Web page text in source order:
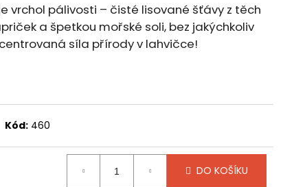
vrchol pálivosti – čisté lisované šťávy z těch
a špetkou mořské soli, bez jakýchkoliv
síla přírody v lahvičce!
Kód: 460
DO KOŠÍKU